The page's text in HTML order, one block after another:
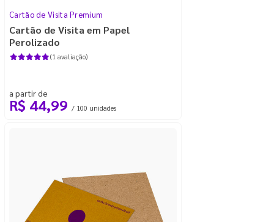
Cartão de Visita Premium
Cartão de Visita em Papel
Perolizado
(1 avaliação)
a partir de
R$ 44,99 / 100 unidades